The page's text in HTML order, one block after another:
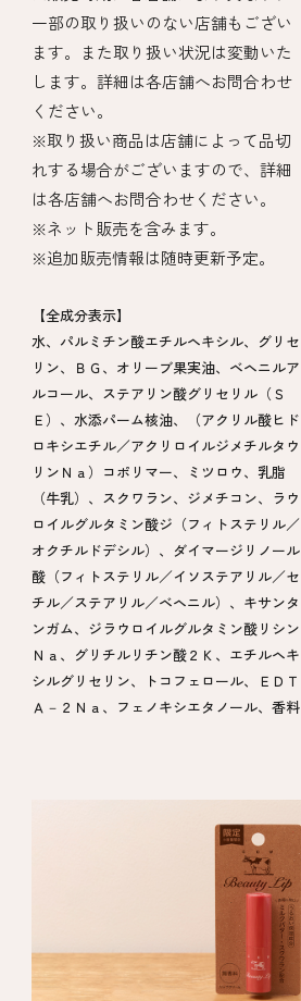
一部の取り扱いのない店舗もござい
ます。また取り扱い状況は変動いた
します。詳細は各店舗へお問合わせ
ください。
※取り扱い商品は店舗によって品切
れする場合がございますので、詳細
は各店舗へお問合わせください。
※ネット販売を含みます。
※追加販売情報は随時更新予定。
【全成分表示】
水、パルミチン酸エチルヘキシル、グリセ
リン、ＢＧ、オリーブ果実油、ベヘニルア
ルコール、ステアリン酸グリセリル（Ｓ
Ｅ）、水添パーム核油、（アクリル酸ヒド
ロキシエチル／アクリロイルジメチルタウ
リンＮａ）コポリマー、ミツロウ、乳脂
（牛乳）、スクワラン、ジメチコン、ラウ
ロイルグルタミン酸ジ（フィトステリル／
オクチルドデシル）、ダイマージリノール
酸（フィトステリル／イソステアリル／セ
チル／ステアリル／ベヘニル）、キサンタ
ンガム、ジラウロイルグルタミン酸リシン
Ｎａ、グリチルリチン酸２Ｋ、エチルヘキ
シルグリセリン、トコフェロール、ＥＤＴ
Ａ－２Ｎａ、フェノキシエタノール、香料